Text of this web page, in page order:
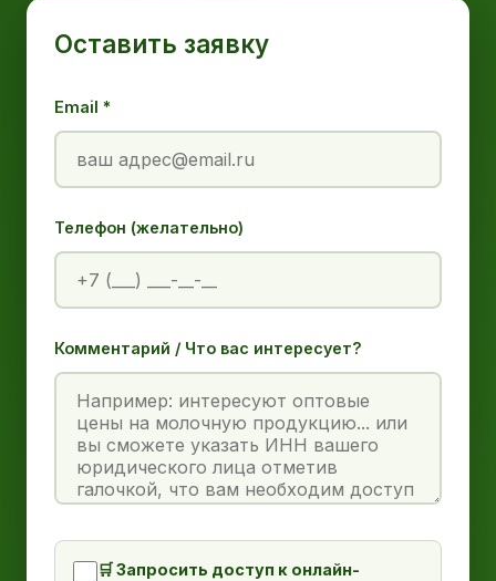
Оставить заявку
Email *
Телефон (желательно)
Комментарий / Что вас интересует?
🛒 Запросить доступ к онлайн-